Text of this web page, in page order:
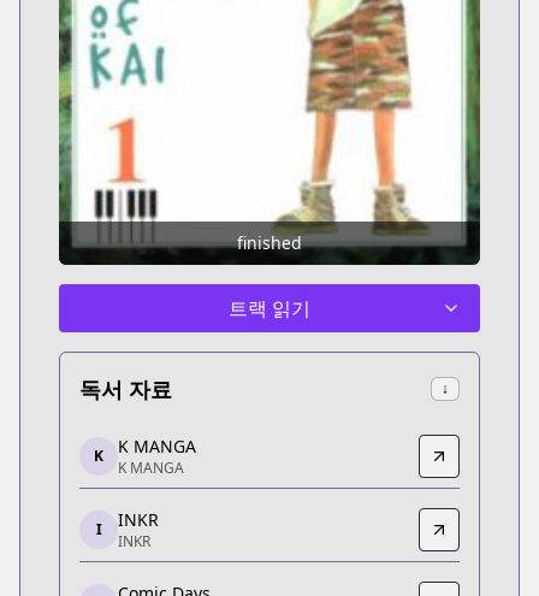
finished
트랙 읽기
독서 자료 ↓
K MANGA
K MANGA
https://kmanga.kodansha.com/title/10272/
INKR
INKR
https://comics.inkr.com/title/2098-forest-of-piano
K K MANGA
K MANGA
I INKR
INKR